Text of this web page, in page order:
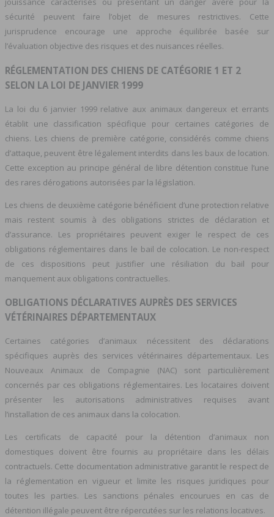
sécurité peuvent faire l’objet de mesures restrictives. Cette
jurisprudence encourage une approche équilibrée basée sur
l’évaluation objective des risques et des nuisances réelles.
RÉGLEMENTATION DES CHIENS DE CATÉGORIE 1 ET 2
SELON LA LOI DE JANVIER 1999
La loi du 6 janvier 1999 relative aux animaux dangereux et errants
établit une classification spécifique pour certaines catégories de
chiens. Les chiens de première catégorie, considérés comme chiens
d’attaque, peuvent être légalement interdits dans les baux de location.
Cette exception au principe général de libre détention constitue l’une
des rares dérogations autorisées par la législation.
Les chiens de deuxième catégorie bénéficient d’une protection relative
mais restent soumis à des obligations strictes de déclaration et
d’assurance. Les propriétaires peuvent exiger le respect de ces
obligations réglementaires dans le bail de colocation. Le non-respect
de ces dispositions peut justifier une résiliation du bail pour
manquement aux obligations contractuelles.
OBLIGATIONS DÉCLARATIVES AUPRÈS DES SERVICES
VÉTÉRINAIRES DÉPARTEMENTAUX
Certaines catégories d’animaux nécessitent des déclarations
spécifiques auprès des services vétérinaires départementaux. Les
Nouveaux Animaux de Compagnie (NAC) sont particulièrement
concernés par ces obligations réglementaires. Les locataires doivent
présenter les autorisations administratives requises avant
l’installation de ces animaux dans la colocation.
Les certificats de capacité pour la détention d’animaux non
domestiques doivent être fournis au propriétaire dans les délais
contractuels. Cette documentation administrative garantit le respect de
la réglementation en vigueur et limite les risques juridiques pour
toutes les parties. Les sanctions pénales encourues en cas de
détention illégale peuvent être répercutées sur les relations locatives.